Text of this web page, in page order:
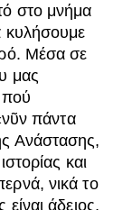
στο μνήμα
κυλήσουμε
Μέσα σε
μας
πού
πάντα
Ανάστασης,
και
νικά το
άδειος,